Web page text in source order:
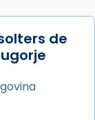
lloc la
al
i als
de